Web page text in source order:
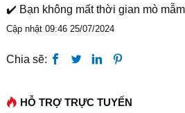
✔️ Bạn không mất thời gian mò
Cập nhật 09:46 25/07/2024
Chia sẽ:
HỖ TRỢ TRỰC TUYẾN